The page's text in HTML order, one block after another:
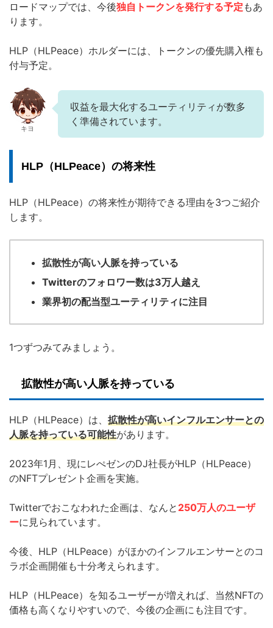
ロードマップでは、今後独自トークンを発行する予定 もあ
ります。
HLP（HLPeace）ホルダーには、トークンの優先購入権も
付与予定。
キヨ
収益を最大化するユーティリティが数多
く準備されています。
HLP（HLPeace）の将来性
HLP（HLPeace）の将来性が期待できる理由を3つご紹介
します。
拡散性が高い人脈を持っている
Twitterのフォロワー数は3万人越え
業界初の配当型ユーティリティに注目
1つずつみてみましょう。
拡散性が高い人脈を持っている
HLP（HLPeace）は、 拡散性が高いインフルエンサーとの
人脈を持っている可能性があります。
2023年1月、現にレぺゼンのDJ社長がHLP（HLPeace）
のNFTプレゼント企画を実施。
Twitterでおこなわれた企画は、なんと 250万人のユーザ
ーに見られています。
今後、HLP（HLPeace）がほかのインフルエンサーとのコ
ラボ企画開催も十分考えられます。
HLP（HLPeace）を知るユーザーが増えれば、当然NFTの
価格も高くなりやすいので、今後の企画にも注目です。